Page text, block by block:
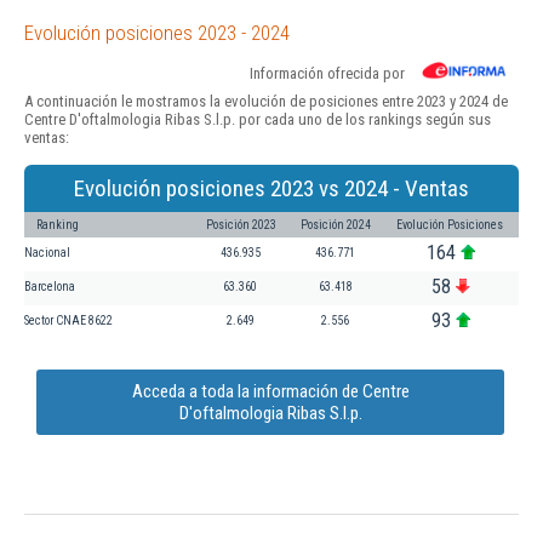
Evolución posiciones 2023 - 2024
Información ofrecida por
A continuación le mostramos la evolución de posiciones entre 2023 y 2024 de
Centre D'oftalmologia Ribas S.l.p. por cada uno de los rankings según sus
ventas:
Evolución posiciones 2023 vs 2024 - Ventas
Ranking Posición 2023 Posición 2024 Evolución Posiciones
Nacional 436.935 436.771 164
Barcelona 63.360 63.418 58
Sector CNAE 8622 2.649 2.556 93
Acceda a toda la información de Centre
D'oftalmologia Ribas S.l.p.